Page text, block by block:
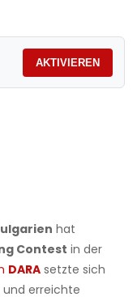
AKTIVIEREN
hat
Contest in der
DARA setzte sich
und erreichte